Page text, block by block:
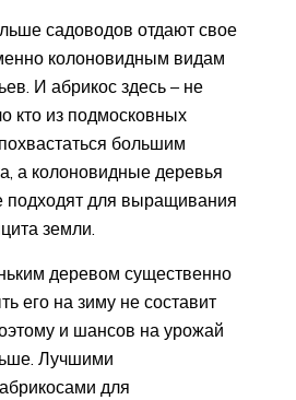
садоводов отдают свое
колоновидным видам
И абрикос здесь – не
кто из подмосковных
большим
а колоновидные деревья
подходят для выращивания
земли.
деревом существенно
его на зиму не составит
и шансов на урожай
Лучшими
для